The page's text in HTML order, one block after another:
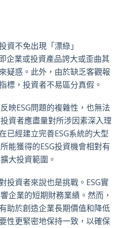
資不免出現「漂綠」
企業或投資產品誇大或歪曲其
疑惑。此外，由於缺乏客觀報
標，投資者不易區分真假。
映ESG問題的複雜性，也無法
資者應盡量對所涉因素深入理
已經建立完善ESG系統的大型
能獲得的ESG投資機會相對有
大投資範圍。
投資者來說也是挑戰。ESG實
企業的短期財務業績。然而，
助於創造企業長期價值和降低
性更緊密地保持一致，以確保